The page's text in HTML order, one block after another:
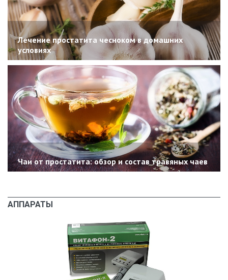
Лечение простатита чесноком в домашних
условиях
Чаи от простатита: обзор и состав травяных чаев
АППАРАТЫ